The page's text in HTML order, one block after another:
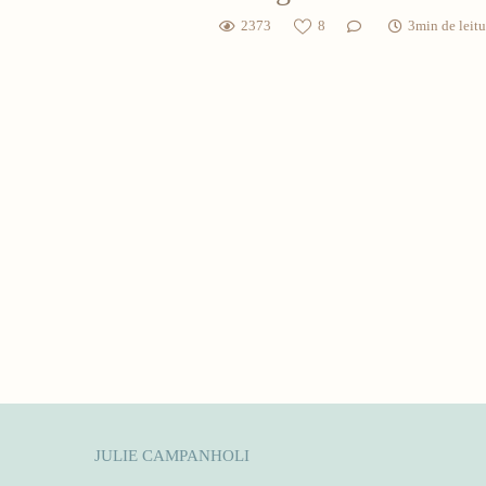
2373 8 3min de
JULIE CAMPANHOLI